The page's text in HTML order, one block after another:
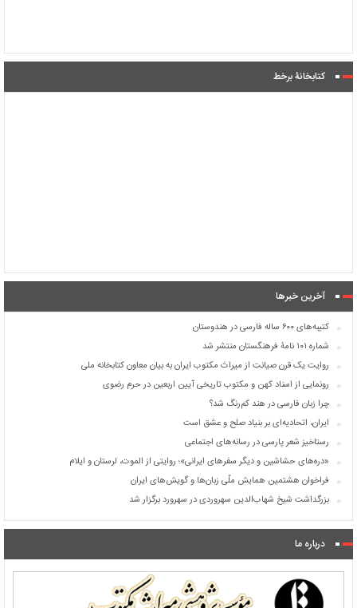
کتابخانۀ برخط
آخرین خبرها
کتیبه‌های ۶۰۰ ساله فارسی در هندوستان
شماره ۱۰۱ نامۀ فرهنگستان منتشر شد
روایت یک قرن صیانت از میراث مکتوب ایران به بیان معاون کتابخانه ملی
رونمایی از اسناد کهن و مکتوب تاریخی آیین اربعین در حرم رضوی
چرا زبان فارسی در هند کم‌رنگ شد؟
ایران، اتحادیه‌ای بر بنیاد صلح و عشق است
رستاخیز شعر پارسی در رسانه‌های اجتماعی
«دره‌های حشاشین و دیگر سفرهای ایرانی»؛ روایتی از الموت، لرستان و ایلام
فراخوان هشتمین همایش ملّی زبان‌ها و گویش‌های ایران
بزرگداشت شیخ شهاب‌الدین سهروردی در سهرورد برگزار شد
درباره ما